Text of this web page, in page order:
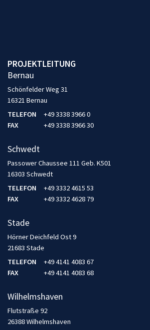
PROJEKTLEITUNG
Bernau
Schönfelder Weg 31
16321 Bernau
TELEFON
+49 3338 3966 0
FAX
+49 3338 3966 30
Schwedt
Passower Chaussee 111 Geb. K501
16303 Schwedt
TELEFON
+49 3332 4615 53
FAX
+49 3332 4628 79
Stade
Hörner Deichfeld Ost 9
21683 Stade
TELEFON
+49 4141 4083 67
FAX
+49 4141 4083 68
Wilhelmshaven
Flutstraße 92
26388 Wilhelmshaven